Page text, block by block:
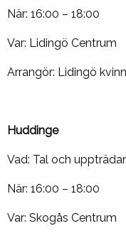
När: 16:00 – 18:00
Var: Lidingö Centrum
Arrangör: Lidingö
Huddinge
Vad: Tal och
När: 16:00 – 18:00
Var: Skogås Centrum